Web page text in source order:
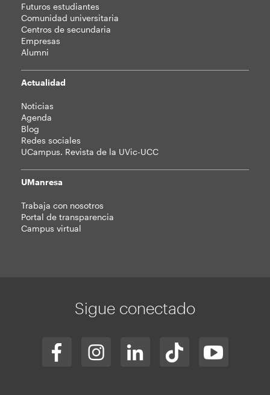
Futuros estudiantes
Comunidad universitaria
Centros de secundaria
Empresas
Alumni
Actualidad
Noticias
Agenda
Blog
Redes sociales
UCampus. Revista de la UVic-UCC
UManresa
Trabaja con nosotros
Portal de transparencia
Campus virtual
Sigue conectado